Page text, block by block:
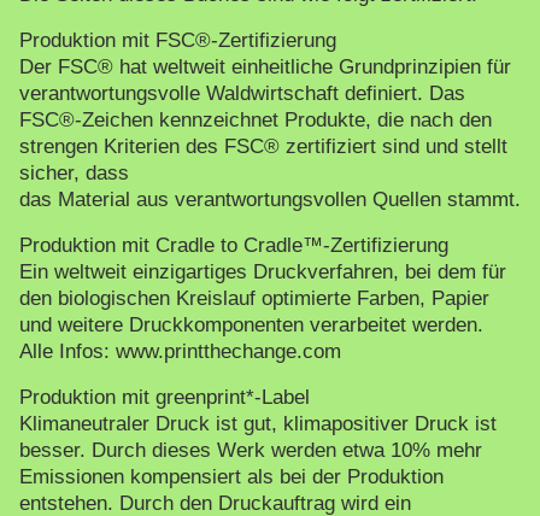
Produktion mit FSC®-Zertifizierung
Der FSC® hat weltweit einheitliche Grundprinzipien für
verantwortungsvolle Waldwirtschaft definiert. Das
FSC®-Zeichen kennzeichnet Produkte, die nach den
strengen Kriterien des FSC® zertifiziert sind und stellt
sicher, dass
das Material aus verantwortungsvollen Quellen stammt.
Produktion mit Cradle to Cradle™-Zertifizierung
Ein weltweit einzigartiges Druckverfahren, bei dem für
den biologischen Kreislauf optimierte Farben, Papier
und weitere Druckkomponenten verarbeitet werden.
Alle Infos: www.printthechange.com
Produktion mit greenprint*-Label
Klimaneutraler Druck ist gut, klimapositiver Druck ist
besser. Durch dieses Werk werden etwa 10% mehr
Emissionen kompensiert als bei der Produktion
entstehen. Durch den Druckauftrag wird ein